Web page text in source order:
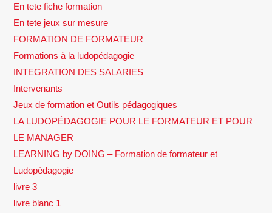
En tete fiche formation
En tete jeux sur mesure
FORMATION DE FORMATEUR
Formations à la ludopédagogie
INTEGRATION DES SALARIES
Intervenants
Jeux de formation et Outils pédagogiques
LA LUDOPÉDAGOGIE POUR LE FORMATEUR ET POUR
LE MANAGER
LEARNING by DOING – Formation de formateur et
Ludopédagogie
livre 3
livre blanc 1